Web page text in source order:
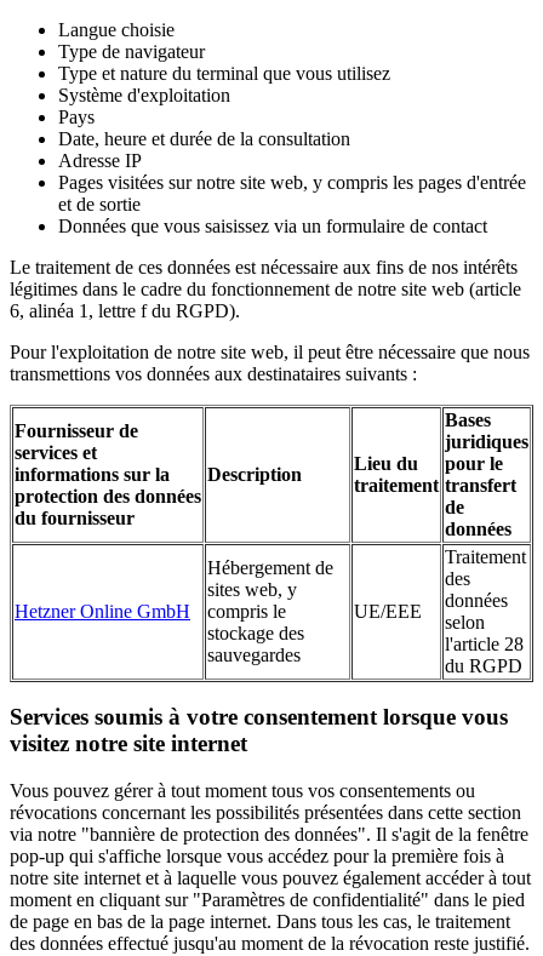
Langue choisie
Type de navigateur
Type et nature du terminal que vous utilisez
Système d'exploitation
Pays
Date, heure et durée de la consultation
Adresse IP
Pages visitées sur notre site web, y compris les pages d'entrée
et de sortie
Données que vous saisissez via un formulaire de contact
Le traitement de ces données est nécessaire aux fins de nos intérêts
légitimes dans le cadre du fonctionnement de notre site web (article
6, alinéa 1, lettre f du RGPD).
Pour l'exploitation de notre site web, il peut être nécessaire que nous
transmettions vos données aux destinataires suivants :
Fournisseur de
services et
informations sur la
protection des données
du fournisseur
Description
Lieu du
traitement
Bases
juridiques
pour le
transfert
de
données
Hetzner Online GmbH
Hébergement de
sites web, y
compris le
stockage des
sauvegardes
UE/EEE
Traitement
des
données
selon
l'article 28
du RGPD
Services soumis à votre consentement lorsque vous
visitez notre site internet
Vous pouvez gérer à tout moment tous vos consentements ou
révocations concernant les possibilités présentées dans cette section
via notre "bannière de protection des données". Il s'agit de la fenêtre
pop-up qui s'affiche lorsque vous accédez pour la première fois à
notre site internet et à laquelle vous pouvez également accéder à tout
moment en cliquant sur "Paramètres de confidentialité" dans le pied
de page en bas de la page internet. Dans tous les cas, le traitement
des données effectué jusqu'au moment de la révocation reste justifié.